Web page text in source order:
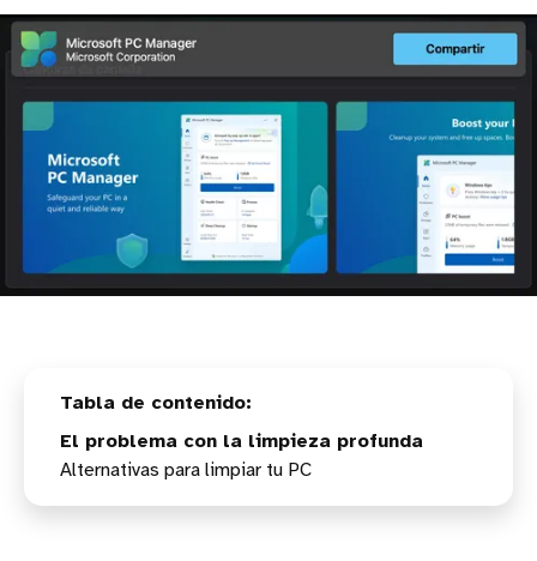
El problema con la limpieza profunda
Alternativas para limpiar tu PC